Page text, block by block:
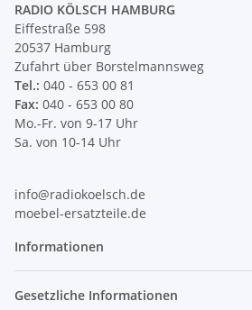
RADIO KÖLSCH HAMBURG
Eiffestraße 598
20537 Hamburg
Zufahrt über Borstelmannsweg
Tel.: 040 - 653 00 81
Fax: 040 - 653 00 80
Mo.-Fr. von 9-17 Uhr
Sa. von 10-14 Uhr
info@radiokoelsch.de
moebel-ersatzteile.de
Informationen
Gesetzliche Informationen